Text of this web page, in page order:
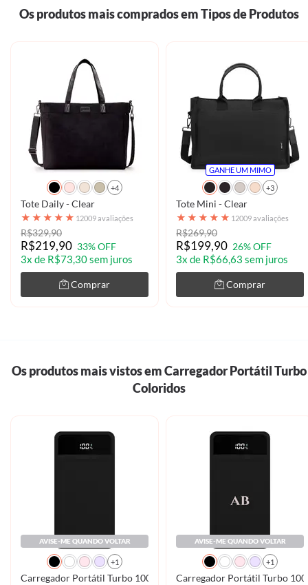
Os produtos mais comprados em Tipos de Produtos
+4
Tote Daily - Clear
★ ★ ★ ★ ★ 12009 avaliações
R$329,90
R$219,90 33% OFF
3x de R$73,30 sem juros
Comprar
GANHE UM MIMO
+3
Tote Mini - Clear
★ ★ ★ ★ ★ 12009 avaliações
R$269,90
R$199,90 26% OFF
3x de R$66,63 sem juros
Comprar
Os produtos mais vistos em Carregador Portátil Turbo
Coloridos
AVISE-ME QUANDO VOLTAR
+1
Carregador Portátil Turbo 10000mah - Clear
AVISE-ME QUANDO VOLTAR
+1